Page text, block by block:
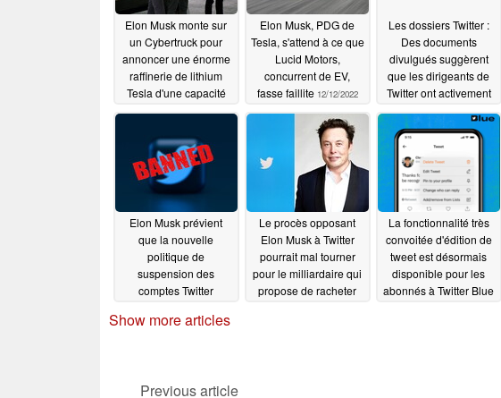
Elon Musk monte sur
un Cybertruck pour
annoncer une énorme
raffinerie de lithium
Tesla d'une capacité
05/09/2023
Elon Musk, PDG de
Tesla, s'attend à ce que
Lucid Motors,
concurrent de EV,
fasse faillite 12/12/2022
Les dossiers Twitter :
Des documents
divulgués suggèrent
que les dirigeants de
Twitter ont activement
présidentielle
américaine de 2020
12/04/2022
Elon Musk prévient
que la nouvelle
politique de
suspension des
comptes Twitter
les comptes pratiquant
Le procès opposant
Elon Musk à Twitter
pourrait mal tourner
pour le milliardaire qui
propose de racheter
La fonctionnalité très
convoitée d'édition de
tweet est désormais
disponible pour les
abonnés à Twitter Blue
Show more articles
Previous article